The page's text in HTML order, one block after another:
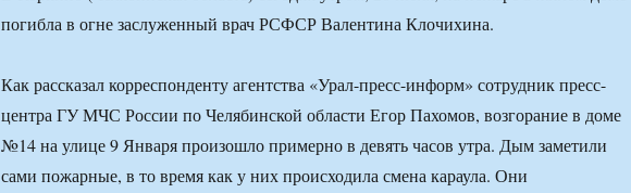
погибла в огне заслуженный врач РСФСР Валентина Клочихина.
Как рассказал корреспонденту агентства «Урал-пресс-информ» сотрудник пресс-
центра ГУ МЧС России по Челябинской области Егор Пахомов, возгорание в доме
№14 на улице 9 Января произошло примерно в девять часов утра. Дым заметили
сами пожарные, в то время как у них происходила смена караула. Они